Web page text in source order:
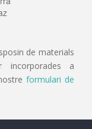
de materials
incorporades a
formulari de